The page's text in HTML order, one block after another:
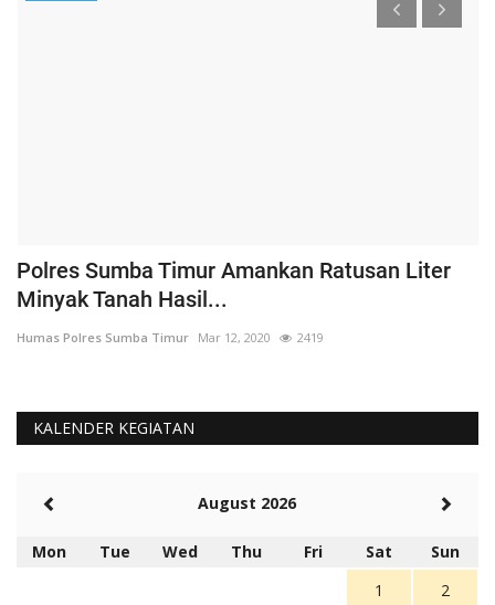
Polres Sumba Timur Amankan Ratusan Liter
Minyak Tanah Hasil...
Humas Polres Sumba Timur Mar 12, 2020 2419
KALENDER KEGIATAN
August 2026
Mon Tue Wed Thu Fri Sat
Sun
1
2